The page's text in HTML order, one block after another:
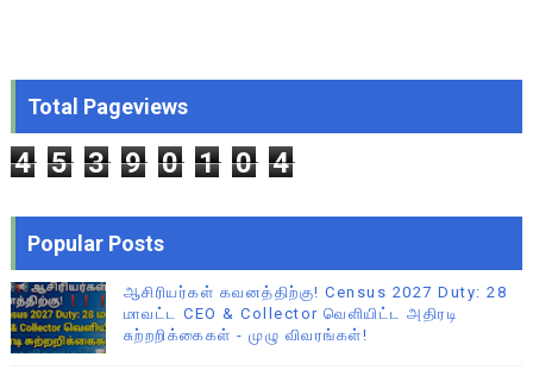
Total Pageviews
4 5 3 9 0 1 0 4
Popular Posts
ஆசிரியர்கள் கவனத்திற்கு! Census 2027 Duty: 28
மாவட்ட CEO & Collector வெளியிட்ட அதிரடி
சுற்றறிக்கைகள் - முழு விவரங்கள்!